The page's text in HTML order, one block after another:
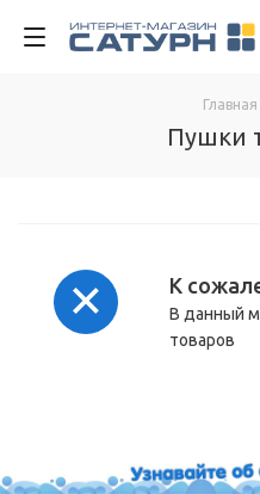
Главная
Пушки
К
В данный
товаров